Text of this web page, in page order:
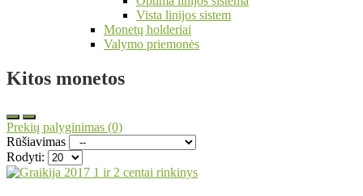
Vista linijos sistem
Monetų holderiai
Valymo priemonės
Kitos monetos
Prekių palyginimas (0)
Rūšiavimas
Rodyti: